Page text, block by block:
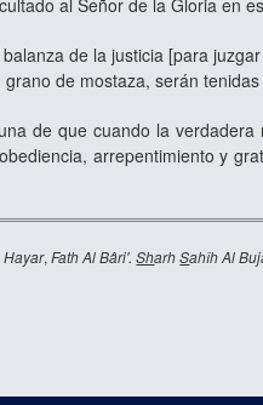
al Señor de la Gloria en
de la justicia [para
de mostaza, serán
de que cuando la verdadera
arrepentimiento y
Hayar,Fath Al Bâri'.Sharh Sahîh Al